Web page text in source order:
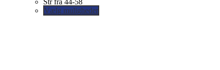
Str fra 44-58
Vælg muligheder